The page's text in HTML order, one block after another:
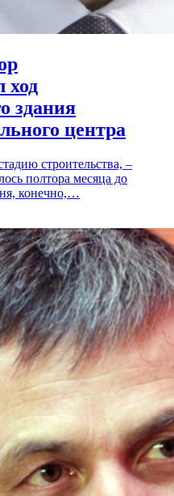
ход
здания
центра
строительства, –
полтора месяца до
конечно,…